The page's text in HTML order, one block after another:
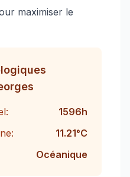
maximiser le
1596h
11.21°C
Océanique